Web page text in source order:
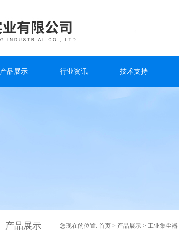
产品展示 行业资讯 技术支持
产品展示 您现在的位置: 首页 > 产品展示 > 工业集尘器